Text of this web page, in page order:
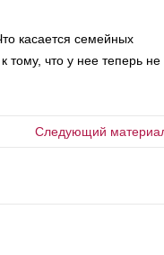
касается семейных
тому, что у нее теперь не
Следующий